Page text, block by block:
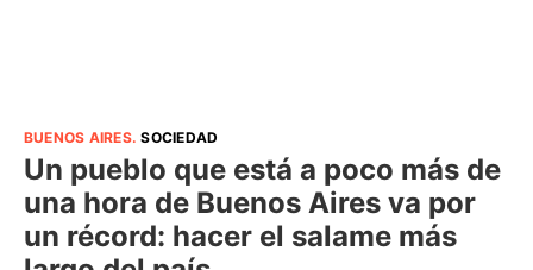
BUENOS AIRES.SOCIEDAD
Un pueblo que está a poco más de
una hora de Buenos Aires va por
un récord: hacer el salame más